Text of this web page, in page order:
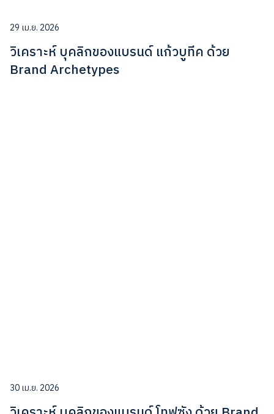
29 เม.ย. 2026
วิเคราะห์ บุคลิกของแบรนด์ แก้วบูทีค ด้วย
Brand Archetypes
30 เม.ย. 2026